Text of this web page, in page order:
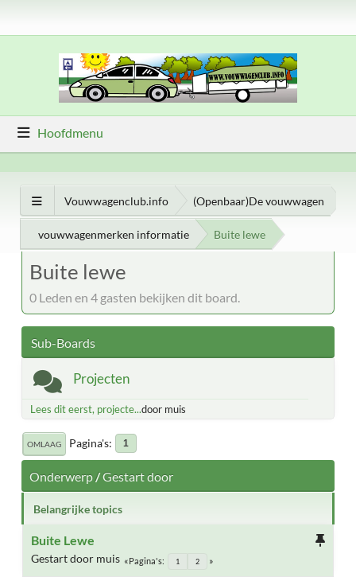
Hoofdmenu
Vouwwagenclub.info (Openbaar)De vouwwagen
vouwwagenmerken informatie Buite lewe
Buite lewe
0 Leden en 4 gasten bekijken dit board.
Sub-Boards
Projecten
Lees dit eerst, projecte...door muis
OMLAAG Pagina's 1
Onderwerp/Gestart door
Belangrijke topics
Buite Lewe
Gestart door muis Pagina's 1 2